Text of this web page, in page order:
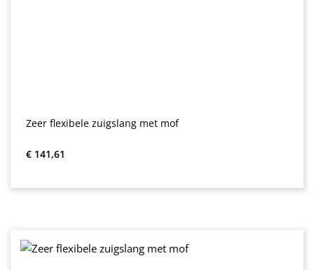
Zeer flexibele zuigslang met mof
Normale prijs:
€ 141,61